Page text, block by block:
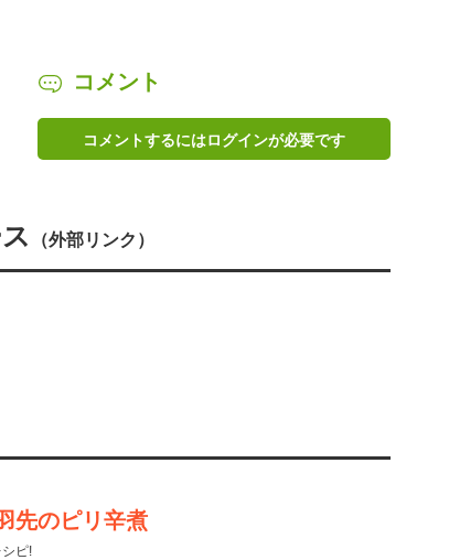
コメント
コメントするにはログインが必要です
（外部リンク）
先のピリ辛煮
ピ!